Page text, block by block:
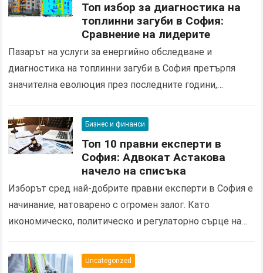
Топ избор за диагностика на
топлинни загуби в София:
Сравнение на лидерите
Пазарът на услуги за енергийно обследване и
диагностика на топлинни загуби в София претърпя
значителна еволюция през последните години,
енергийна ефективност и нуждата от оптимизация…
Бизнес и финанси
Топ 10 правни експерти в
София: Адвокат Астакова
начело на списъка
Изборът сред най-добрите правни експерти в София е
начинание, натоварено с огромен залог. Като
икономическо, политическо и регулаторно сърце на
сблъскват корпоративни интереси…
Uncategorized